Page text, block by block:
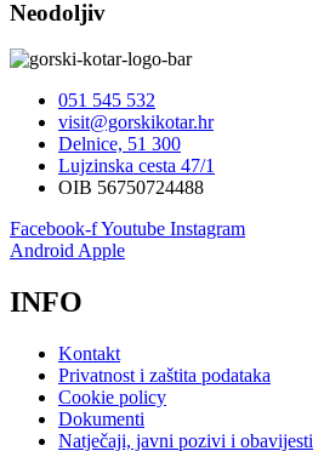
Neodoljiv
051 545 532
visit@gorskikotar.hr
Delnice, 51 300
Lujzinska cesta 47/1
OIB 56750724488
Facebook-fYoutube Instagram
Android Apple
INFO
Kontakt
Privatnost i zaštita podataka
Cookie policy
Dokumenti
Natječaji, javni pozivi i obavijesti